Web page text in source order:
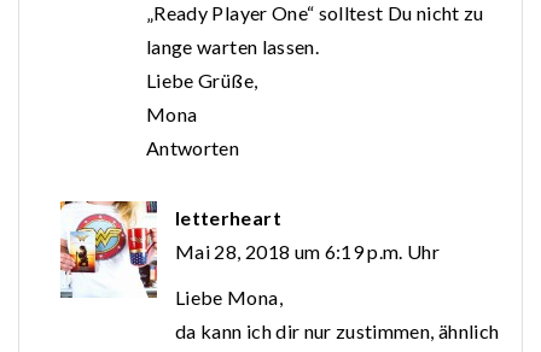
„Ready Player One“ solltest Du nicht zu
lange warten lassen.
Liebe Grüße,
Mona
Antworten
letterheart
Mai 28, 2018 um 6:19 p.m. Uhr
Liebe Mona,
da kann ich dir nur zustimmen, ähnlich